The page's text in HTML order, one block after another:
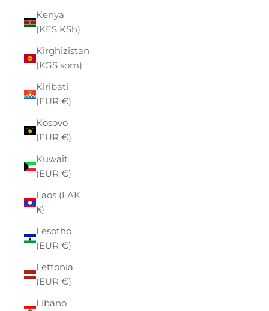
Kenya
(KES KSh)
Kirghizistan
(KGS som)
Kiribati
(EUR €)
Kosovo
(EUR €)
Kuwait
(EUR €)
Laos (LAK
₭)
Lesotho
(EUR €)
Lettonia
(EUR €)
Libano